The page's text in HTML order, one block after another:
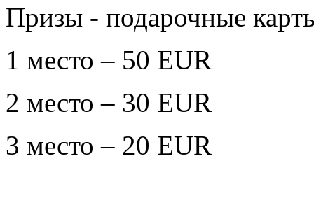
Призы - подарочные
1 место – 50 EUR
2 место – 30 EUR
3 место – 20 EUR